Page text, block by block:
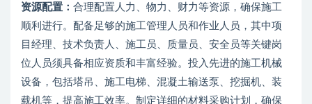
资源配置： 合理配置人力、物力、财力等资源，确保施工
顺利进行。配备足够的施工管理人员和作业人员，其中项
目经理、技术负责人、施工员、质量员、安全员等关键岗
位人员须具备相应资质和丰富经验。投入先进的施工机械
设备，包括塔吊、施工电梯、混凝土输送泵、挖掘机、装
载机等，提高施工效率。制定详细的材料采购计划，确保